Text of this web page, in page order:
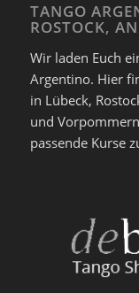
TANGO
ROSTOCK,
Wir laden Euch
Argentino. Hier
in Lübeck,
und
passende Kurse